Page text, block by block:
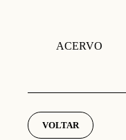
ACERVO
VOLTAR